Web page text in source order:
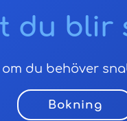
du blir
om du behöver
Bokning